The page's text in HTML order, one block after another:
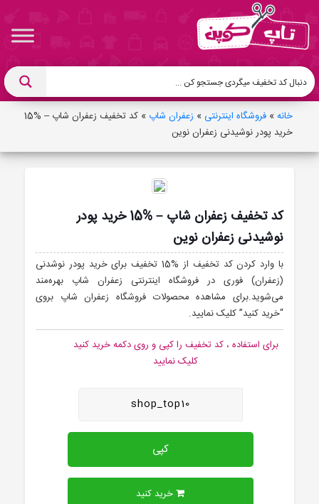
خانه» فروشگاه اینترنتی » زعفران شاپ »
کد تخفیف زعفران شاپ – %15
خرید پودر نوشیدنی زعفران نوین
کد تخفیف زعفران شاپ – %15 خرید پودر
نوشیدنی زعفران نوین
با وارد کردن کد تخفیف از %15 تخفیف برای خرید پودر نوشدنی
(زعفران) فوری در فروشگاه اینترنتی زعفران شاپ بهره‌مند
می‌شوید.برای مشاهده محصولات فروشگاه زعفران شاپ بروی
“خرید کنید” کلیک نمایید.
برای استفاده ، کد تخفیف را کپی و روی دکمه خرید کنید
کلیک نمایید
shop_top10
کپی
خرید کنید